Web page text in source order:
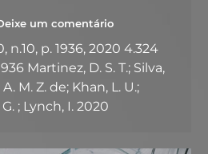
um comentário
n.10, p. 1936, 2020 4.324
Martinez, D. S. T.; Silva,
M. Z. de; Khan, L. U.;
; Lynch, I. 2020